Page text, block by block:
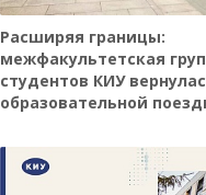
Расширяя границы:
межфакультетская
студентов КИУ
образовательной